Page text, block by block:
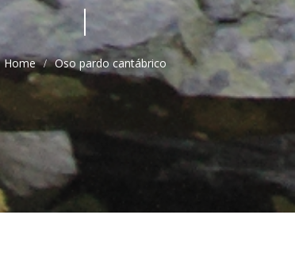
PADDLE SURF EN EL BIERZO
ESPELEOBARRANQUISMO
RAFTING
REMONTES ENDURO MTB
ESCALADA
RUTAS GUIADAS
RAQUETAS DE NIEVE
Oso pardo cantábrico